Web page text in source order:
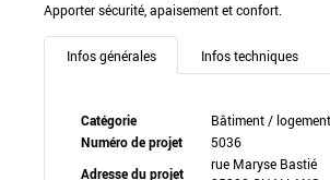
Apporter sécurité, apaisement et confort.
Infos générales Infos techniques
Catégorie
Bâtiment / logement
Numéro de projet
5036
Adresse du projet
rue Maryse Bastié